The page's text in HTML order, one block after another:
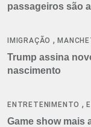
passageiros são
IMIGRAÇÃO ,
Trump assina
nascimento
ENTRETENIMENTO ,
Game show mais